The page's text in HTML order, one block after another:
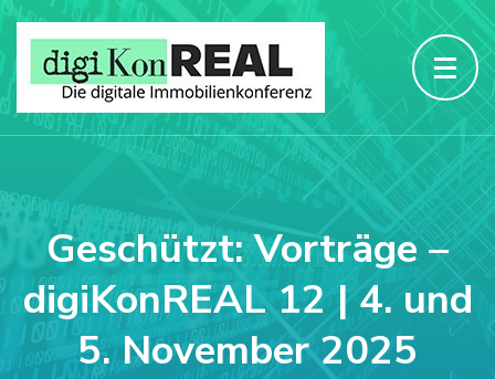
Geschützt: Vorträge –
digiKonREAL 12 | 4. und
5. November 2025